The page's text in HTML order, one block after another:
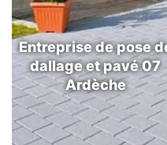
Entreprise de pose
dallage et pavé 07
Ardèche